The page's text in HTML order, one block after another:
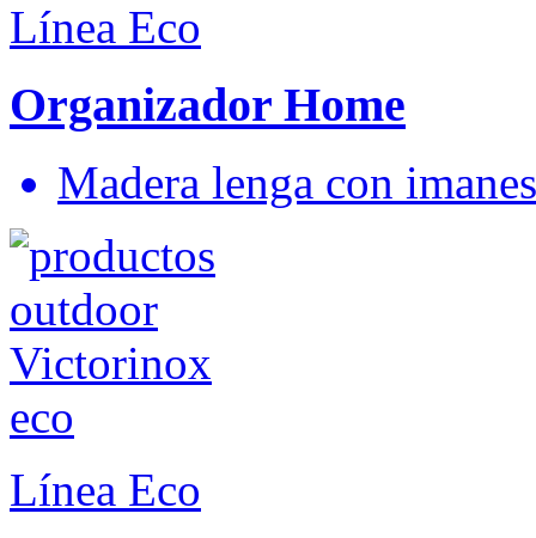
Línea Eco
Organizador Home
Madera lenga con imanes
Línea Eco